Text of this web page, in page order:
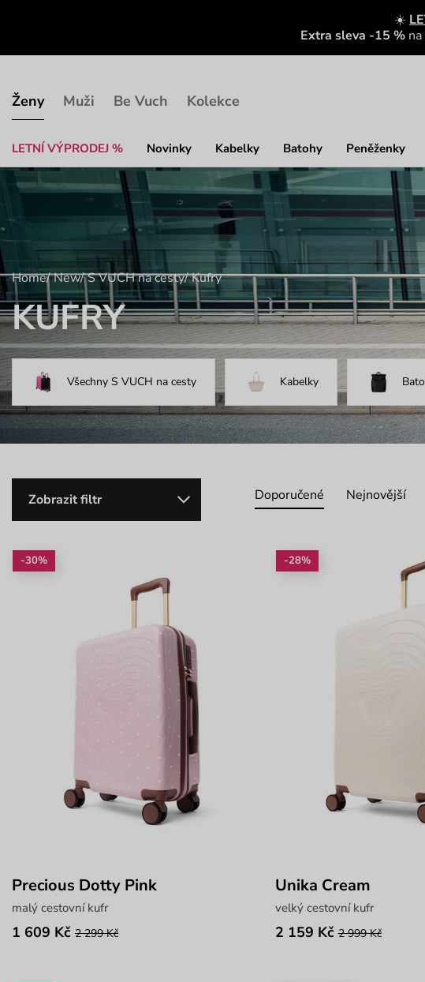
☀️
Extra sleva -15 %
Ženy
LETNÍ VÝPRODEJ % Novinky Kabelky Batohy Peněženky
Muži Be Vuch Kolekce
Home/New/S VUCH na cesty/Kufry
KUFRY
Všechny S VUCH na cesty Kabelky
Zobrazit filtr Doporučené Nejnovější
-30%
Precious Dotty Pink
malý cestovní kufr
1 609 Kč 2 299 Kč
-28%
Unika Cream
velký cestovní kufr
2 159 Kč 2 999 Kč